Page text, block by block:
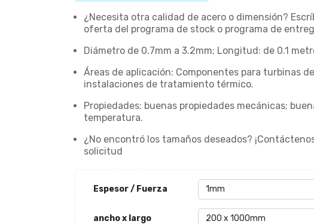
¿Necesita otra calidad de acero o dimensión?
oferta del programa de stock o programa de
Diámetro de 0.7mm a 3.2mm; Longitud: de 0.1
Áreas de aplicación: Componentes para turbinas
instalaciones de tratamiento térmico.
Propiedades: buenas propiedades mecánicas;
temperatura.
¿No encontró los tamaños deseados?
solicitud
Espesor / Fuerza
ancho x largo